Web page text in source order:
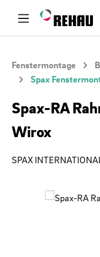
Zum Hauptinhalt springen
Fenstermontage
Spax
Spax-RA
Wirox
SPAX
Bildergalerie